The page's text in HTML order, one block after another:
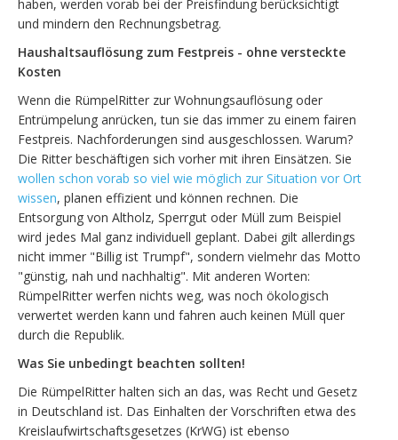
haben, werden vorab bei der Preisfindung berücksichtigt
und mindern den Rechnungsbetrag.
Haushaltsauflösung zum Festpreis - ohne versteckte
Kosten
Wenn die RümpelRitter zur Wohnungsauflösung oder
Entrümpelung anrücken, tun sie das immer zu einem fairen
Festpreis. Nachforderungen sind ausgeschlossen. Warum?
Die Ritter beschäftigen sich vorher mit ihren Einsätzen. Sie
wollen schon vorab so viel wie möglich zur Situation vor Ort
wissen, planen effizient und können rechnen. Die
Entsorgung von Altholz, Sperrgut oder Müll zum Beispiel
wird jedes Mal ganz individuell geplant. Dabei gilt allerdings
nicht immer "Billig ist Trumpf", sondern vielmehr das Motto
"günstig, nah und nachhaltig". Mit anderen Worten:
RümpelRitter werfen nichts weg, was noch ökologisch
verwertet werden kann und fahren auch keinen Müll quer
durch die Republik.
Was Sie unbedingt beachten sollten!
Die RümpelRitter halten sich an das, was Recht und Gesetz
in Deutschland ist. Das Einhalten der Vorschriften etwa des
Kreislaufwirtschaftsgesetzes (KrWG) ist ebenso